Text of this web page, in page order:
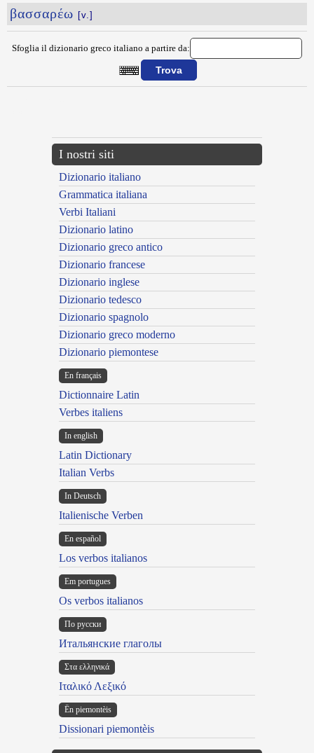
βασσαρέω [v.]
Sfoglia il dizionario greco italiano a partire da:
I nostri siti
Dizionario italiano
Grammatica italiana
Verbi Italiani
Dizionario latino
Dizionario greco antico
Dizionario francese
Dizionario inglese
Dizionario tedesco
Dizionario spagnolo
Dizionario greco moderno
Dizionario piemontese
En français
Dictionnaire Latin
Verbes italiens
In english
Latin Dictionary
Italian Verbs
In Deutsch
Italienische Verben
En español
Los verbos italianos
Em portugues
Os verbos italianos
По русски
Итальянские глаголы
Στα ελληνικά
Ιταλικό Λεξικό
Ën piemontèis
Dissionari piemontèis